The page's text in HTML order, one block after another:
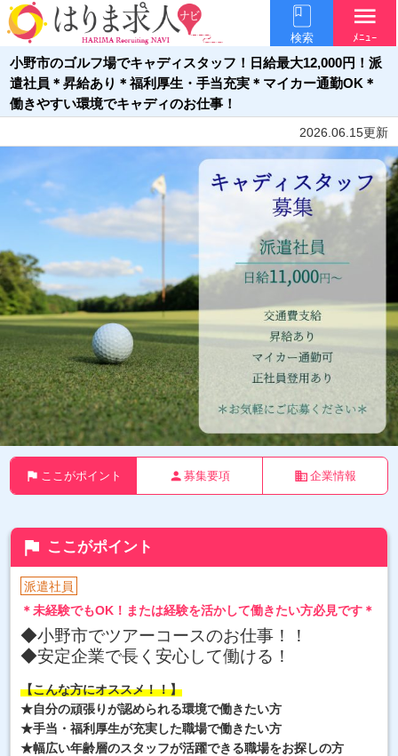
検索
menu
ﾒﾆｭｰ
小野市のゴルフ場でキャディスタッフ！日給最大12,000円！派
遣社員＊昇給あり＊福利厚生・手当充実＊マイカー通勤OK＊
働きやすい環境でキャディのお仕事！
2026.06.15更新
flag ここがポイント person 募集要項 business 企業情報
flag ここがポイント
派遣社員
＊未経験でもOK！または経験を活かして働きたい方必見です＊
◆小野市でツアーコースのお仕事！！
◆安定企業で長く安心して働ける！
【こんな方にオススメ！！】
★自分の頑張りが認められる環境で働きたい方
★手当・福利厚生が充実した職場で働きたい方
★幅広い年齢層のスタッフが活躍できる職場をお探しの方